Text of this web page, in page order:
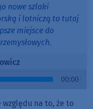
nowe szlaki
i lotniczą to tutaj
miejsce do
00:00
na to, że to